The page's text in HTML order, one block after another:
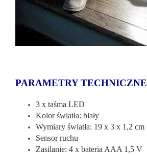
PARAMETRY TECHNICZNE
3 x taśma LED
Kolor światła: biały
Wymiary światła: 19 x 3 x 1,2 cm
Sensor ruchu
Zasilanie: 4 x bateria AAA 1,5 V